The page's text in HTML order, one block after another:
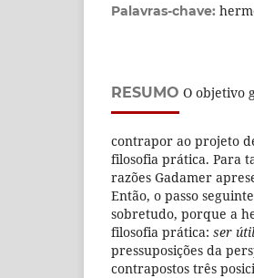
Palavras-chave:
RESUMO O objetivo
contrapor ao projeto
filosofia prática. Para
razões Gadamer
Então, o passo
sobretudo, porque a
filosofia prática: ser útil
pressuposições da
contrapostos três